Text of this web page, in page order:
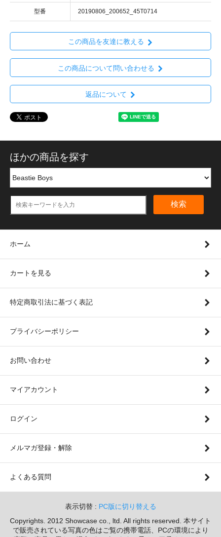
型番 20190806_200652_45T0714
この商品を友達に教える
この商品について問い合わせる
返品について
ほかの商品を探す
検索
ホーム
カートを見る
特定商取引法に基づく表記
プライバシーポリシー
お問い合わせ
マイアカウント
ログイン
メルマガ登録・解除
よくある質問
表示切替 : PC版に切り替える
Copyrights. 2012 Showcase co., ltd. All rights reserved. 本サイト
で販売されている写真の色はご覧の携帯電話、PCの環境により